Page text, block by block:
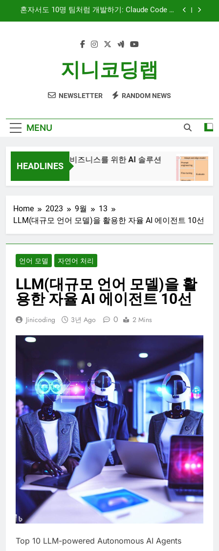
문서 중심 개발(DDD)과 TDD — AI 코딩 에이전트
보여주는 시대
혼자서도 10명 팀처럼 개발하기: Claude Code 서
문서 중심 개발(DDD)과 TDD — AI 코딩 에이전트
AI와 함께하는 CMS 이야기
지니코딩랩
NEWSLETTER RANDOM NEWS
MENU
HEADLINES
JiniAI – 비즈니스를 위한 AI 솔루션
Home 2023 9월
13
LLM(대규모 언어 모델)을 활용한 자율 AI 에이전트 10선
언어 모델 자연어 처리
LLM(대규모 언어 모델)을 활
용한 자율 AI 에이전트 10선
Jinicoding 3년 Ago 0 2 Mins
Top 10 LLM-powered Autonomous AI Agents